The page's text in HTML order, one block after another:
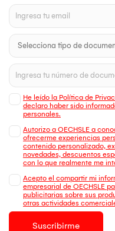
He leído la Política de
declaro haber sido
personales.
Autorizo a OECHSLE a
ofrecerme experiencias
contenido personalizado,
novedades, descuentos
con lo que realmente me
Acepto el compartir mi
empresarial de OECHSLE
publicitarias sobre sus
otras actividades
Suscribirme